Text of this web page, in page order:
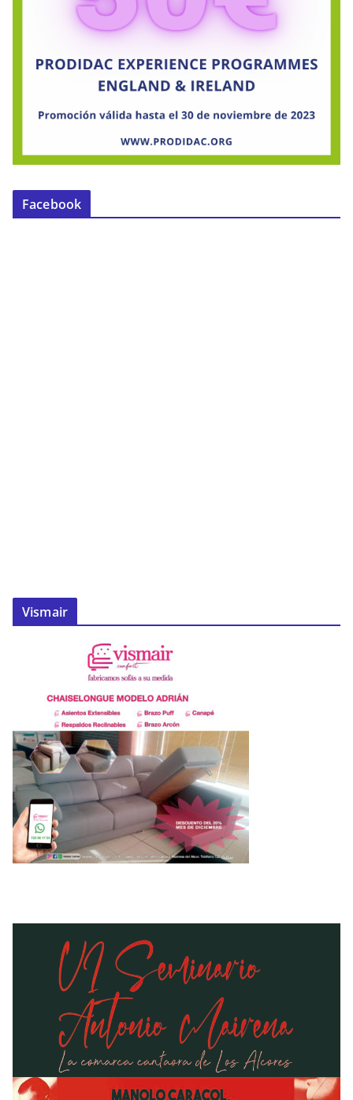
Facebook
Vismair